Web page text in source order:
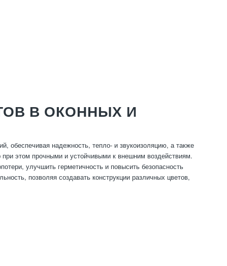
В ОКОННЫХ И
обеспечивая надежность, тепло- и звукоизоляцию, а также
этом прочными и устойчивыми к внешним воздействиям.
улучшить герметичность и повысить безопасность
позволяя создавать конструкции различных цветов,